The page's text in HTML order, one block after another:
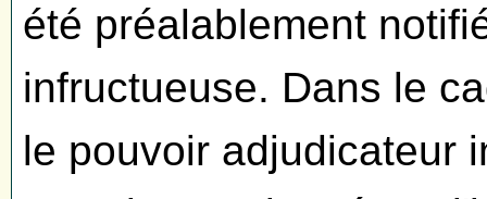
été préalablement
infructueuse. Dans le
le pouvoir adjudicateur